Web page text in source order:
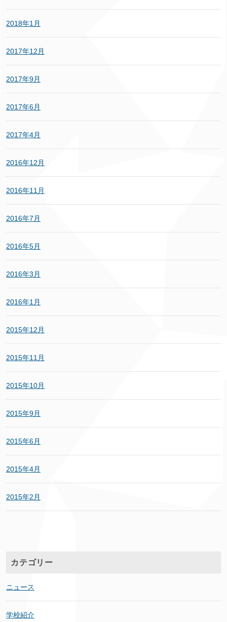
2018年1月
2017年12月
2017年9月
2017年6月
2017年4月
2016年12月
2016年11月
2016年7月
2016年5月
2016年3月
2016年1月
2015年12月
2015年11月
2015年10月
2015年9月
2015年6月
2015年4月
2015年2月
カテゴリー
ニュース
学校紹介